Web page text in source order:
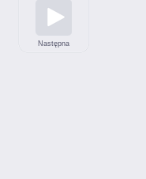
Następna